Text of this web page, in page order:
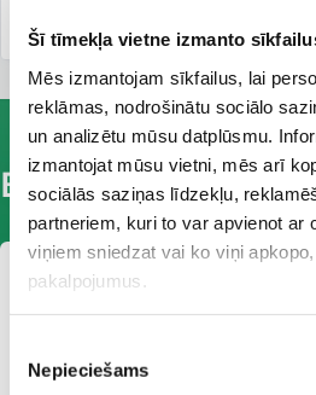
Šī tīmekļa vietne izmanto
Mēs izmantojam sīkfailus, lai
reklāmas, nodrošinātu sociālo
un analizētu mūsu datplūsmu.
izmantojat mūsu vietni, mēs arī
sociālās saziņas līdzekļu,
partneriem, kuri to var apvienot ar
viņiem sniedzat vai ko viņi
pakalpojumus.
izvēle
Nepieciešams
НАШИ
Выберите
Услуги